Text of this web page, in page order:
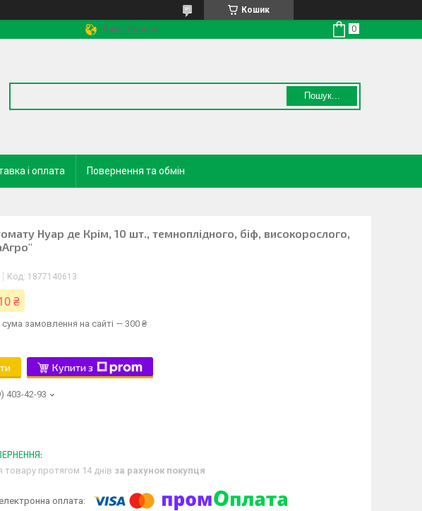
Кошик
Київ, Україна
Пошук...
і оплата Повернення та обмін
Нуар де Крім, 10 шт., темноплідного, біф, високорослого,
Код: 1877140613
₴
сума замовлення на сайті — 300 ₴
Купити з
403-42-93
товару протягом 14 днів за рахунок покупця